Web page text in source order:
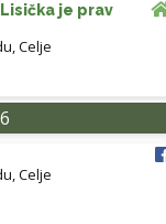
je prav
Celje
Celje